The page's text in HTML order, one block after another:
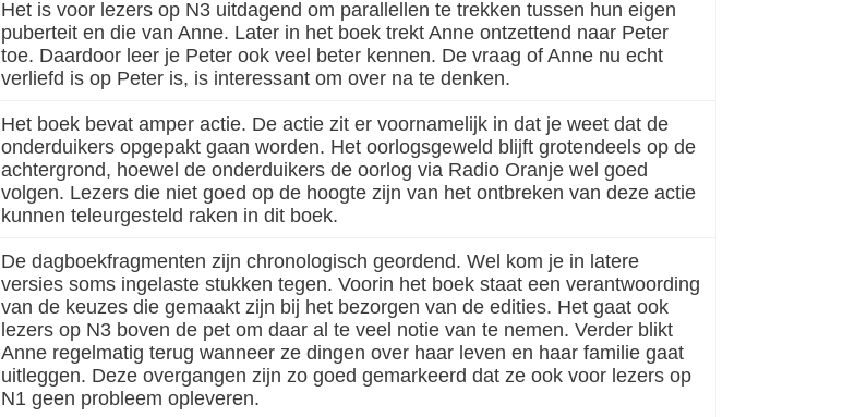
Het is voor lezers op N3 uitdagend om parallellen te trekken tussen hun eigen
puberteit en die van Anne. Later in het boek trekt Anne ontzettend naar Peter
toe. Daardoor leer je Peter ook veel beter kennen. De vraag of Anne nu echt
verliefd is op Peter is, is interessant om over na te denken.
Het boek bevat amper actie. De actie zit er voornamelijk in dat je weet dat de
onderduikers opgepakt gaan worden. Het oorlogsgeweld blijft grotendeels op de
achtergrond, hoewel de onderduikers de oorlog via Radio Oranje wel goed
volgen. Lezers die niet goed op de hoogte zijn van het ontbreken van deze actie
kunnen teleurgesteld raken in dit boek.
De dagboekfragmenten zijn chronologisch geordend. Wel kom je in latere
versies soms ingelaste stukken tegen. Voorin het boek staat een verantwoording
van de keuzes die gemaakt zijn bij het bezorgen van de edities. Het gaat ook
lezers op N3 boven de pet om daar al te veel notie van te nemen. Verder blikt
Anne regelmatig terug wanneer ze dingen over haar leven en haar familie gaat
uitleggen. Deze overgangen zijn zo goed gemarkeerd dat ze ook voor lezers op
N1 geen probleem opleveren.